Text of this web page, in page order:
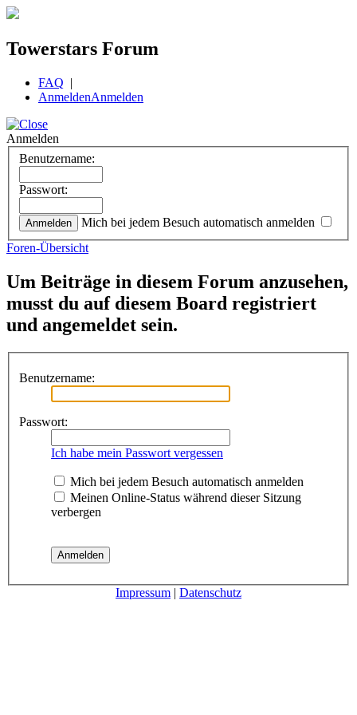
Towerstars Forum
FAQ |
AnmeldenAnmelden
Anmelden
Benutzername:
Passwort:
Mich bei jedem Besuch automatisch anmelden
Foren-Übersicht
Um Beiträge in diesem Forum anzusehen,
musst du auf diesem Board registriert
und angemeldet sein.
Benutzername:
Passwort:
Ich habe mein Passwort vergessen
Mich bei jedem Besuch automatisch anmelden
Meinen Online-Status während dieser Sitzung
verbergen
Impressum | Datenschutz